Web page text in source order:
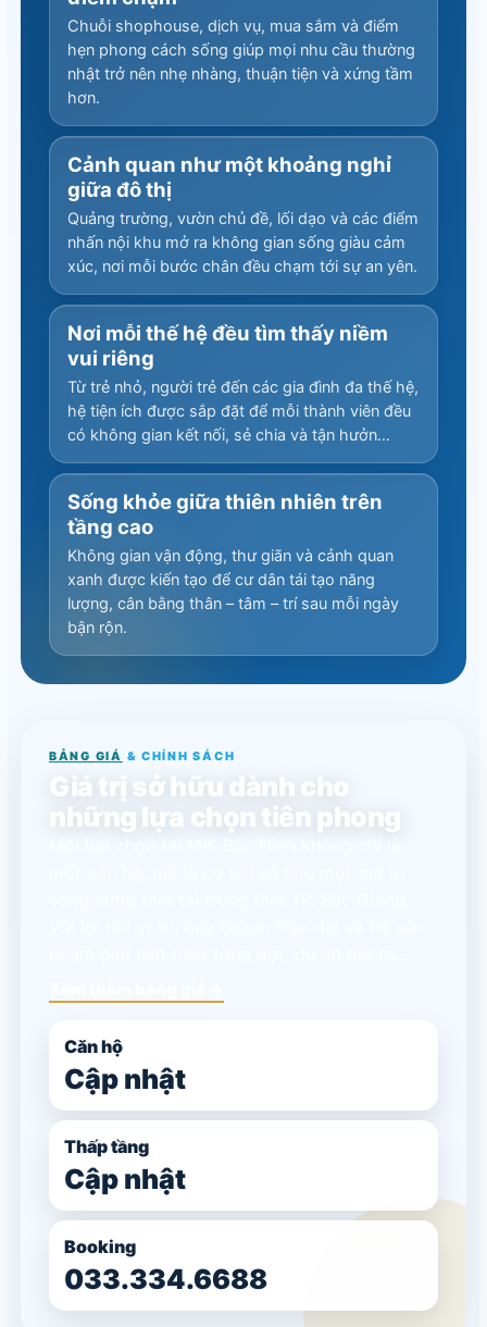
Chuỗi shophouse, dịch vụ, mua sắm và điểm
hẹn phong cách sống giúp mọi nhu cầu thường
nhật trở nên nhẹ nhàng, thuận tiện và xứng tầm
hơn.
Cảnh quan như một khoảng nghỉ
giữa đô thị
Quảng trường, vườn chủ đề, lối dạo và các điểm
nhấn nội khu mở ra không gian sống giàu cảm
xúc, nơi mỗi bước chân đều chạm tới sự an yên.
Nơi mỗi thế hệ đều tìm thấy niềm
vui riêng
Từ trẻ nhỏ, người trẻ đến các gia đình đa thế hệ,
hệ tiện ích được sắp đặt để mỗi thành viên đều
có không gian kết nối, sẻ chia và tận hưởn…
Sống khỏe giữa thiên nhiên trên
tầng cao
Không gian vận động, thư giãn và cảnh quan
xanh được kiến tạo để cư dân tái tạo năng
lượng, cân bằng thân – tâm – trí sau mỗi ngày
bận rộn.
BẢNG GIÁ & CHÍNH SÁCH
Giá trị sở hữu dành cho
những lựa chọn tiên phong
Căn hộ
Cập nhật
Thấp tầng
Cập nhật
Booking
033.334.6688